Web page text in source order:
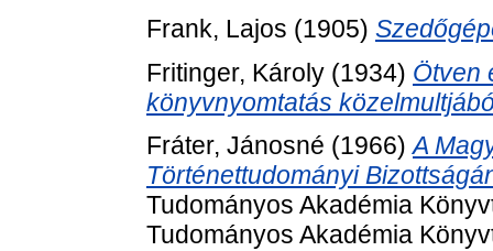
Frank, Lajos (1905)
Fritinger, Károly (1934) Ötven
könyvnyomtatás
Fráter, Jánosné (1966)A
Történettudományi
Tudományos Akadémia
Tudományos Akadémia